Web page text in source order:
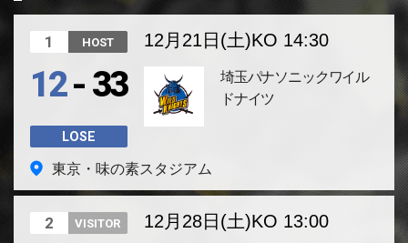
1 HOST 12月21日(土)KO 14:30
12- 33
LOSE
埼玉パナソニックワイル
ドナイツ
東京・味の素スタジアム
2 VISITOR 12月28日(土)KO 13:00